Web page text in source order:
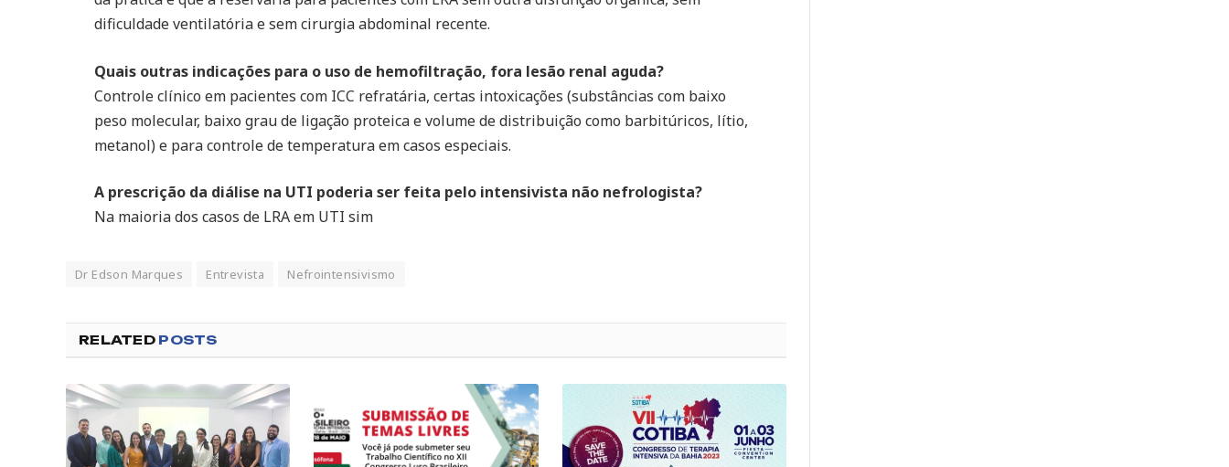
dificuldade ventilatória e sem cirurgia abdominal recente.
Quais outras indicações para o uso de hemofiltração, fora lesão renal aguda?
Controle clínico em pacientes com ICC refratária, certas intoxicações (substâncias com baixo
peso molecular, baixo grau de ligação proteica e volume de distribuição como barbitúricos, lítio,
metanol) e para controle de temperatura em casos especiais.
A prescrição da diálise na UTI poderia ser feita pelo intensivista não nefrologista?
Na maioria dos casos de LRA em UTI sim
Dr Edson Marques Entrevista Nefrointensivismo
RELATED POSTS